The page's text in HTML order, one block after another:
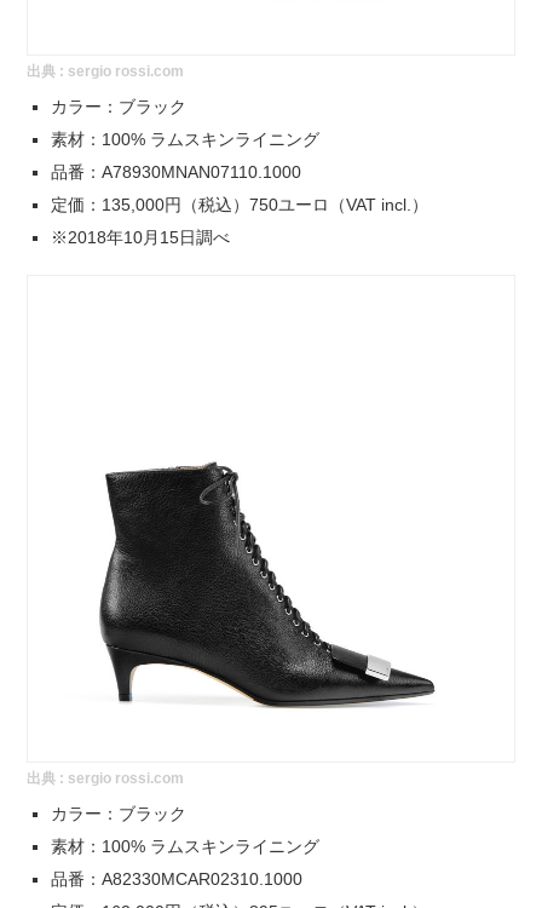
出典 : sergio rossi.com
カラー：ブラック
素材：100% ラムスキンライニング
品番：A78930MNAN07110.1000
定価：135,000円（税込）750ユーロ（VAT incl.）
※2018年10月15日調べ
出典 : sergio rossi.com
カラー：ブラック
素材：100% ラムスキンライニング
品番：A82330MCAR02310.1000